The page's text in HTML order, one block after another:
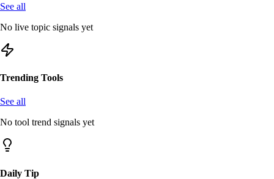
See all
No live topic signals yet
Trending Tools
See all
No tool trend signals yet
Daily Tip